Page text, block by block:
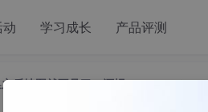
学习成长 产品评测
后地图就不见了，还报 map container